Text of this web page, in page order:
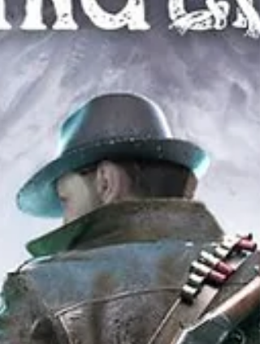
nouveaux ennemis ainsi que de nouveaux
alliés. Et après une très longu